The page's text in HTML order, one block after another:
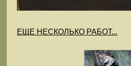
ЕЩЕ НЕСКОЛЬКО РАБОТ...